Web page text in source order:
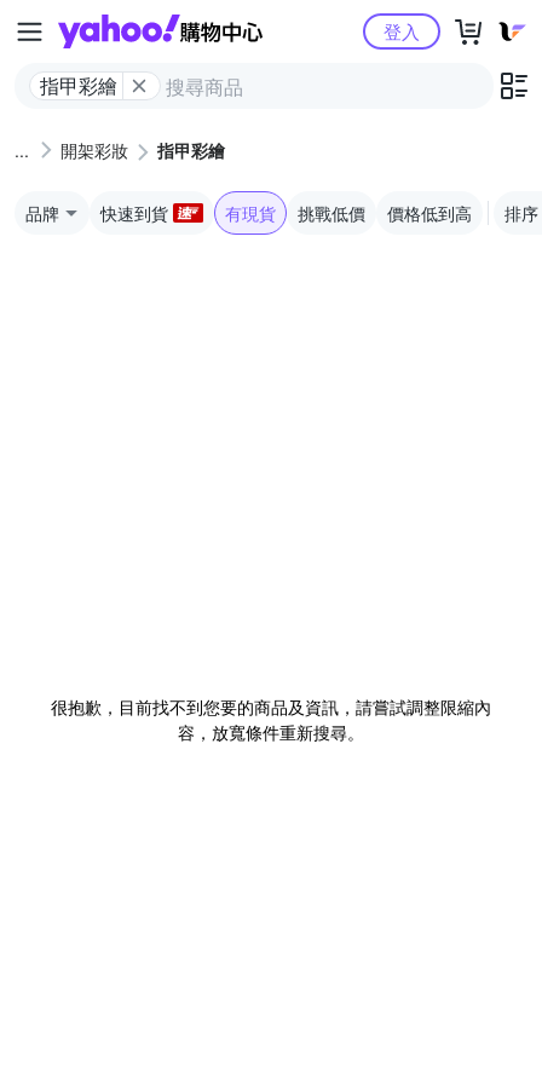
Yahoo購物中心
指甲彩繪
登入
開架彩妝 指甲彩繪
品牌 快速到貨 有現貨 挑戰低價 價格低到高 排序
很抱歉，目前找不到您要的商品及資訊，請嘗試調整限縮內
容，放寬條件重新搜尋。